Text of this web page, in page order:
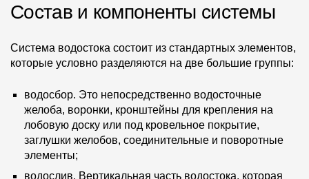
Состав и компоненты системы
Система водостока состоит из стандартных элементов,
которые условно разделяются на две большие группы:
водосбор. Это непосредственно водосточные
желоба, воронки, кронштейны для крепления на
лобовую доску или под кровельное покрытие,
заглушки желобов, соединительные и поворотные
элементы;
водослив. Вертикальная часть водостока, которая